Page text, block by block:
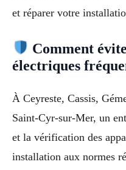
et réparer votre
Comment
électriques
À Ceyreste, Cassis,
Saint-Cyr-sur-Mer, un
et la vérification des
installation aux normes